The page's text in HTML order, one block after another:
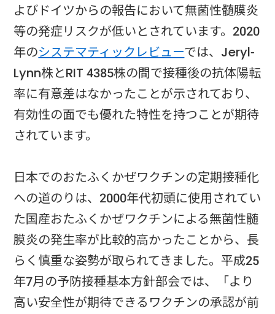
よびドイツからの報告において無菌性髄膜炎
等の発症リスクが低いとされています。2020
年のシステマティックレビューでは、Jeryl-
Lynn株とRIT 4385株の間で接種後の抗体陽転
率に有意差はなかったことが示されており、
有効性の面でも優れた特性を持つことが期待
されています。
日本でのおたふくかぜワクチンの定期接種化
への道のりは、2000年代初頭に使用されてい
た国産おたふくかぜワクチンによる無菌性髄
膜炎の発生率が比較的高かったことから、長
らく慎重な姿勢が取られてきました。平成25
年7月の予防接種基本方針部会では、「より
高い安全性が期待できるワクチンの承認が前